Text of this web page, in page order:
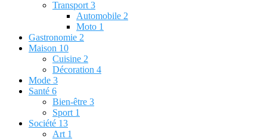
Transport 3
Automobile 2
Moto 1
Gastronomie 2
Maison 10
Cuisine 2
Décoration 4
Mode 3
Santé 6
Bien-être 3
Sport 1
Société 13
Art 1